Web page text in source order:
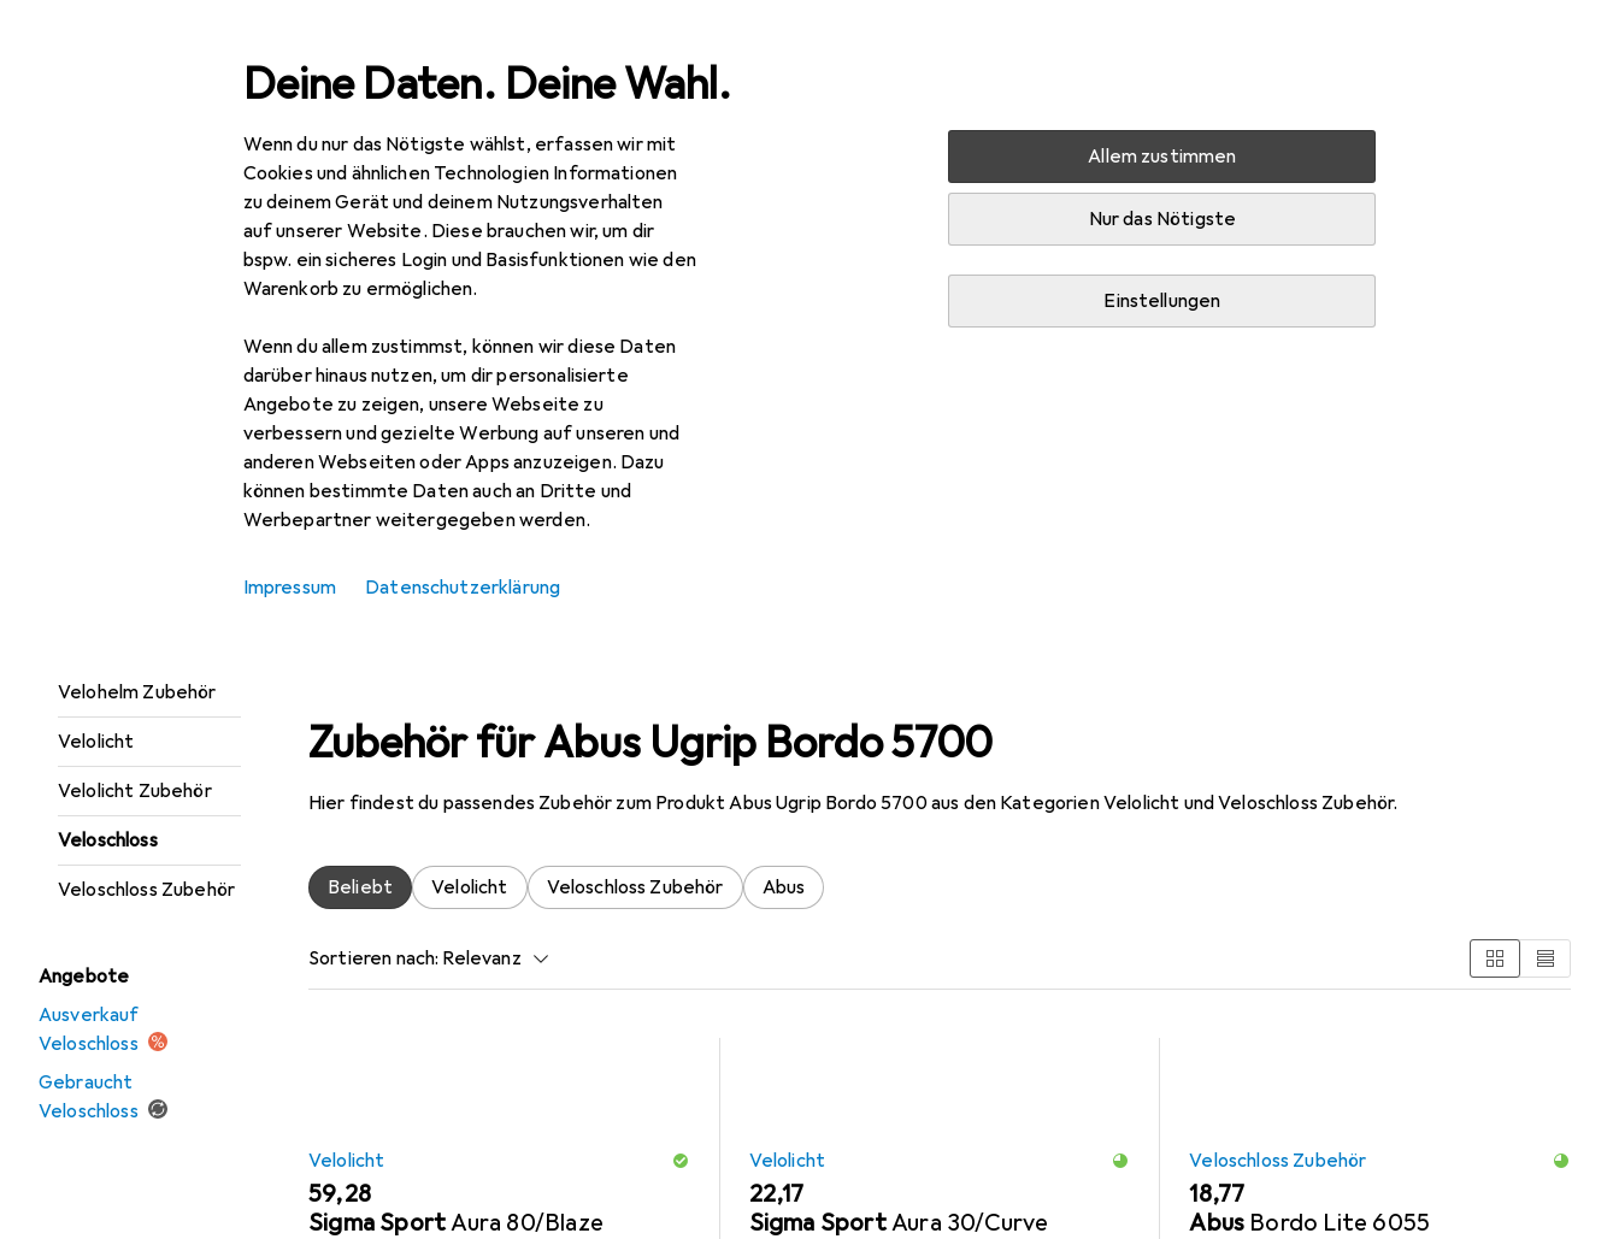
Deine Daten. Deine Wahl.
Wenn du nur das Nötigste wählst, erfassen wir mit
Cookies und ähnlichen Technologien Informationen
zu deinem Gerät und deinem Nutzungsverhalten
auf unserer Website. Diese brauchen wir, um dir
bspw. ein sicheres Login und Basisfunktionen wie den
Warenkorb zu ermöglichen.
Wenn du allem zustimmst, können wir diese Daten
darüber hinaus nutzen, um dir personalisierte
Angebote zu zeigen, unsere Webseite zu
verbessern und gezielte Werbung auf unseren und
anderen Webseiten oder Apps anzuzeigen. Dazu
können bestimmte Daten auch an Dritte und
Werbepartner weitergegeben werden.
Allem zustimmen
Nur das Nötigste
Einstellungen
Impressum Datenschutzerklärung
Navigation nach Kategorien
Velohelm Zubehör
Velolicht
Velolicht Zubehör
Veloschloss
Veloschloss Zubehör
Angebote
Ausverkauf
Veloschloss
Gebraucht
Veloschloss
Gesamtsortiment Sport Bike Veloausrüstung Abus Ugrip Bordo 5700 Zubehör
EUR
67,91
AbusUgrip Bordo 5700
100 cm
Zubehör für Abus Ugrip Bordo 5700
Hier findest du passendes Zubehör zum Produkt Abus Ugrip Bordo 5700 aus den Kategorien Velolicht und Veloschloss Zubehör.
Beliebt Velolicht Veloschloss Zubehör Abus
Sortieren nach: Relevanz
Velolicht
EUR
59,28
Sigma SportAura 80/Blaze
Velolicht
EUR
22,17
Sigma SportAura 30/Curve
Veloschloss Zubehör
EUR
18,77
Abus Bordo Lite 6055